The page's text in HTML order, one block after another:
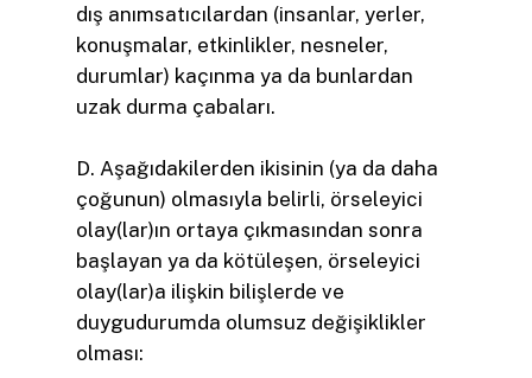
dış anımsatıcılardan (insanlar, yerler,
konuşmalar, etkinlikler, nesneler,
durumlar) kaçınma ya da bunlardan
uzak durma çabaları.
D. Aşağıdakilerden ikisinin (ya da daha
çoğunun) olmasıyla belirli, örseleyici
olay(lar)ın ortaya çıkmasından sonra
başlayan ya da kötüleşen, örseleyici
olay(lar)a ilişkin bilişlerde ve
duygudurumda olumsuz değişiklikler
olması: